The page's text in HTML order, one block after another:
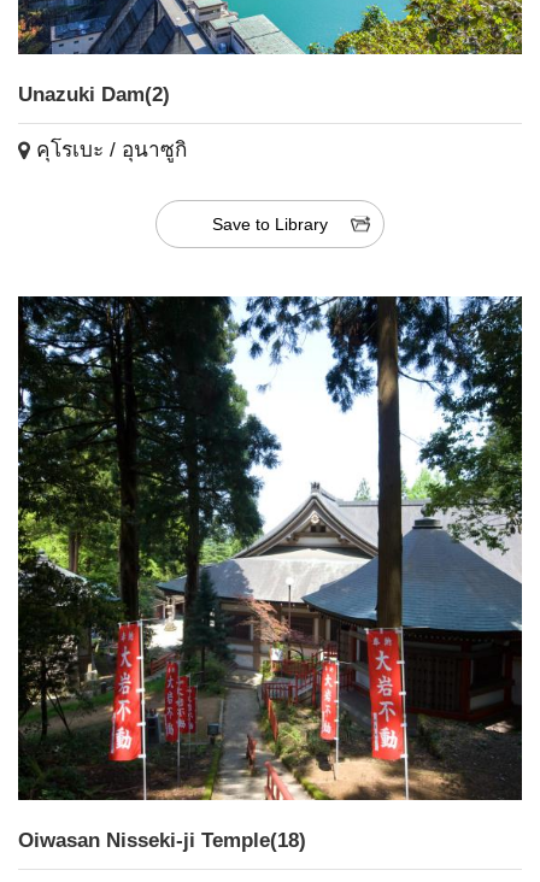
Unazuki Dam(2)
คุโรเบะ / อุนาซูกิ
Save to Library
Oiwasan Nisseki-ji Temple(18)